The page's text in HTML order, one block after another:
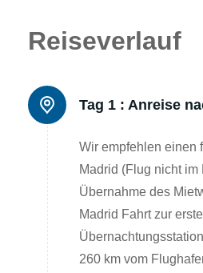
Reiseverlauf
Tag 1 : Anreise
Wir empfehlen einen
Madrid (Flug nicht
Übernahme des
Madrid Fahrt zur
260 km vom